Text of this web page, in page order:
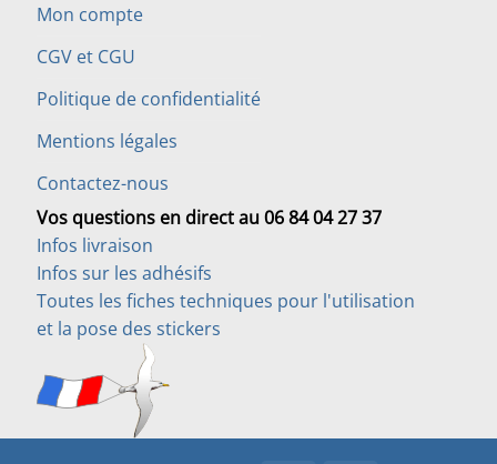
Mon compte
CGV et CGU
Politique de confidentialité
Mentions légales
Contactez-nous
Vos questions en direct au 06 84 04 27 37
Infos livraison
Infos sur les adhésifs
Toutes les fiches techniques pour l'utilisation
et la pose des stickers